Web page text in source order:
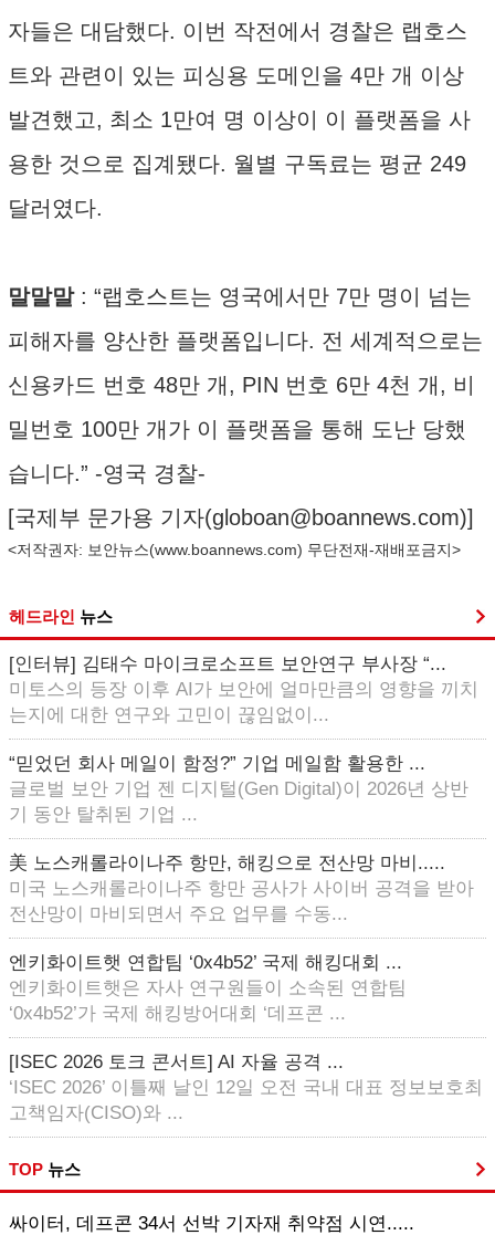
자들은 대담했다. 이번 작전에서 경찰은 랩호스
트와 관련이 있는 피싱용 도메인을 4만 개 이상
발견했고, 최소 1만여 명 이상이 이 플랫폼을 사
용한 것으로 집계됐다. 월별 구독료는 평균 249
달러였다.
말말말: “랩호스트는 영국에서만 7만 명이 넘는
피해자를 양산한 플랫폼입니다. 전 세계적으로는
신용카드 번호 48만 개, PIN 번호 6만 4천 개, 비
밀번호 100만 개가 이 플랫폼을 통해 도난 당했
습니다.” -영국 경찰-
[국제부 문가용 기자(globoan@boannews.com)]
<저작권자: 보안뉴스(www.boannews.com) 무단전재-재배포금지>
헤드라인 뉴스
[인터뷰] 김태수 마이크로소프트 보안연구 부사장 “...
미토스의 등장 이후 AI가 보안에 얼마만큼의 영향을 끼치
는지에 대한 연구와 고민이 끊임없이...
“믿었던 회사 메일이 함정?” 기업 메일함 활용한 ...
글로벌 보안 기업 젠 디지털(Gen Digital)이 2026년 상반
기 동안 탈취된 기업 ...
美 노스캐롤라이나주 항만, 해킹으로 전산망 마비.....
미국 노스캐롤라이나주 항만 공사가 사이버 공격을 받아
전산망이 마비되면서 주요 업무를 수동...
엔키화이트햇 연합팀 ‘0x4b52’ 국제 해킹대회 ...
엔키화이트햇은 자사 연구원들이 소속된 연합팀
‘0x4b52’가 국제 해킹방어대회 ‘데프콘 ...
[ISEC 2026 토크 콘서트] AI 자율 공격 ...
‘ISEC 2026’ 이틀째 날인 12일 오전 국내 대표 정보보호최
고책임자(CISO)와 ...
TOP 뉴스
싸이터, 데프콘 34서 선박 기자재 취약점 시연.....